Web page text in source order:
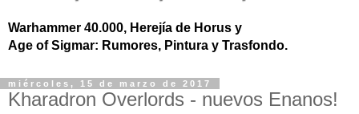
Warhammer 40.000, Herejía de Horus y
Age of Sigmar: Rumores, Pintura y Trasfondo.
miércoles, 15 de marzo de 2017
Kharadron Overlords - nuevos Enanos!